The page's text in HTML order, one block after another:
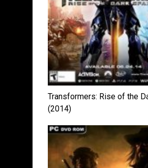
Transformers: Rise of the
(2014)